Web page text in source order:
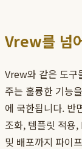
Vrew를 넘
Vrew와 같은 도구
주는 훌륭한 기능
에 국한됩니다. 반
조화, 템플릿 적용
및 배포까지 파이